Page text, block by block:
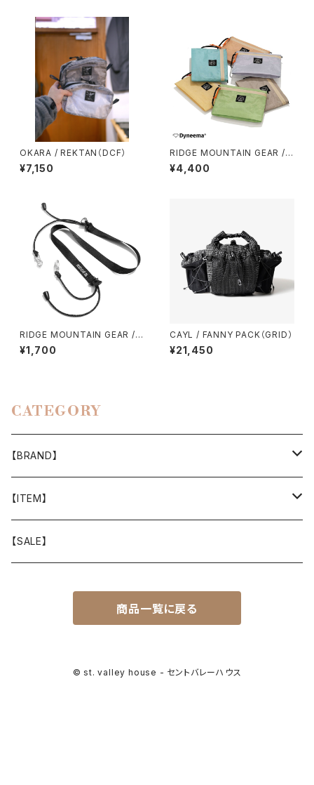
OKARA / REKTAN（DCF）
¥7,150
RIDGE MOUNTAIN GEAR /
TRAVEL POUCH PLUS（DCF
HYBRID）
¥4,400
RIDGE MOUNTAIN GEAR / S
HOULDER STRAP TOUGH
¥1,700
CAYL / FANNY PACK（GRID）
¥21,450
CATEGORY
【BRAND】
山と道
T-SHIRT
迷迭香
Akihiro Wood Works
【ITEM】
WEAR
【SALE】
商品一覧に戻る
© st. valley house - セントバレーハウス